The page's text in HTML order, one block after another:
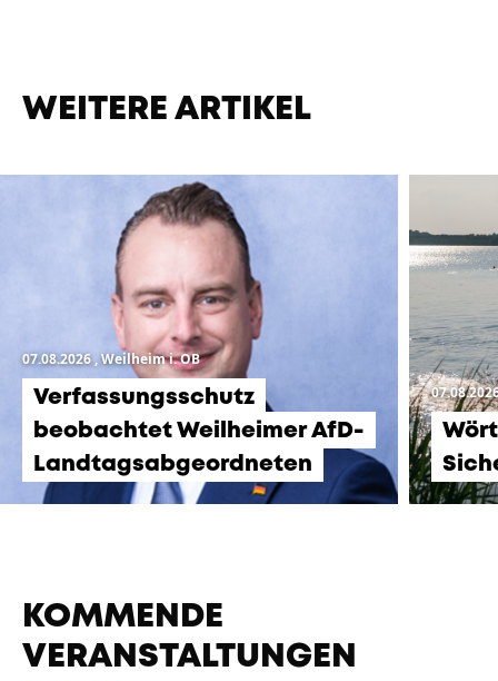
WEITERE ARTIKEL
07.08.2026, Weilheim i. OB
Verfassungsschutz
beobachtet Weilheimer AfD-
Landtagsabgeordneten
KOMMENDE
VERANSTALTUNGEN